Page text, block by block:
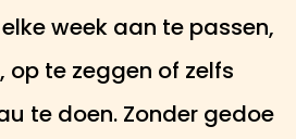
week aan te passen,
op te zeggen of zelfs
te doen. Zonder gedoe